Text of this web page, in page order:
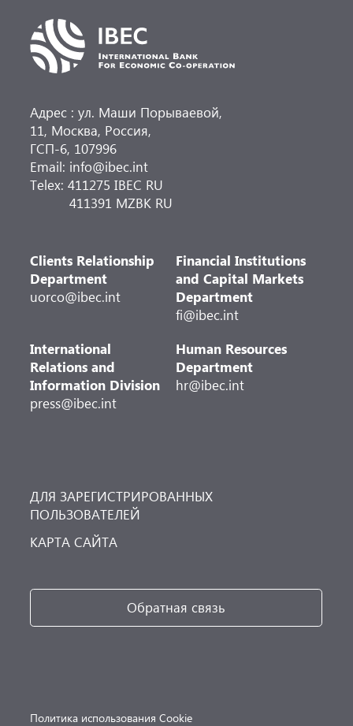
Адрес : ул. Маши Порываевой,
11, Москва, Россия,
ГСП-6, 107996
Email: info@ibec.int
Telex: 411275 IBEC RU
411391 MZBK RU
Clients Relationship
Department
uorco@ibec.int
Financial Institutions
and Capital Markets
Department
fi@ibec.int
International
Relations and
Information Division
press@ibec.int
Human Resources
Department
hr@ibec.int
ДЛЯ ЗАРЕГИСТРИРОВАННЫХ
ПОЛЬЗОВАТЕЛЕЙ
КАРТА САЙТА
Обратная связь
Политика использования Cookie